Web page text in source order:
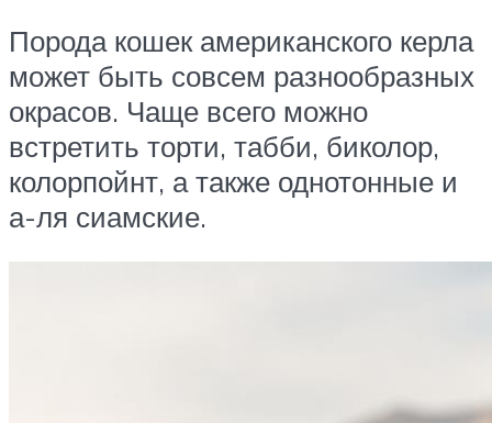
Порода кошек американского керла
может быть совсем разнообразных
окрасов. Чаще всего можно
встретить торти, табби, биколор,
колорпойнт, а также однотонные и
а-ля сиамские.